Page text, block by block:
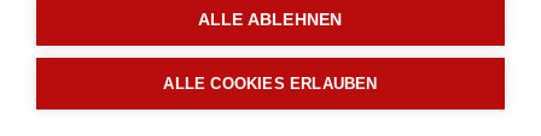
ALLE ABLEHNEN
ALLE COOKIES ERLAUBEN